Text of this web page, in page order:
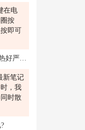
在电
按
即可
严重?
新笔记
，我
时散